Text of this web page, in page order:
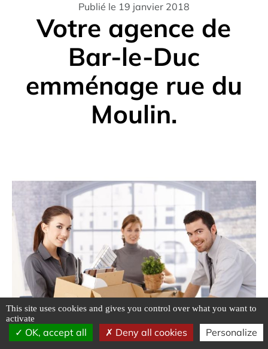
Publié le 19 janvier 2018
Votre agence de
Bar-le-Duc
emménage rue du
Moulin.
This site uses cookies and gives you control over what you want to
activate
OK, accept all Deny all cookies Personalize